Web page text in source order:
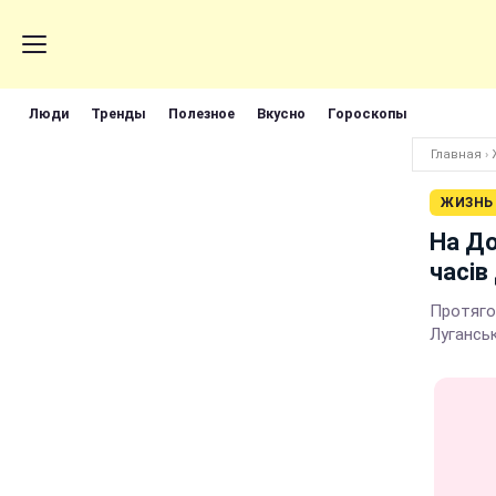
Люди Тренды Полезное Вкусно Гороскопы
Главная ›
ЖИЗНЬ
На